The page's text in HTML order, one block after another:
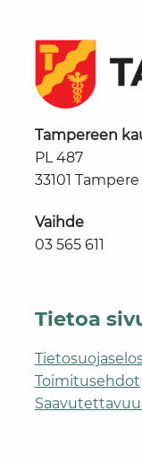
Tampereen
PL 487
33101 Tampere
Vaihde
03 565 611
Tietoa
Toimitusehdot